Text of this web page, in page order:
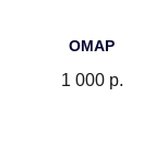
ОМАР
1 000 р.